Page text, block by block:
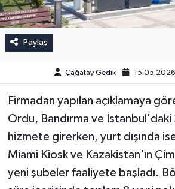
Paylaş
Çağatay Gedik
Firmadan yapılan açıklamaya
Ordu, Bandırma ve İstanbul'daki
hizmete girerken, yurt dışında
Miami Kiosk ve Kazakistan'ın
yeni şubeler faaliyete başladı.